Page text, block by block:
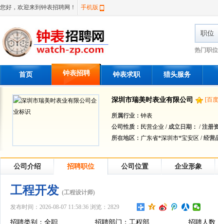
您好，欢迎来到钟表招聘网！ 手机版
职位
热门职
首页 钟表招聘 钟表求职 猎头服务
深圳市瑞美时表业有限公司 [百
所属行业： 钟表
公司性质： 民营企业 /成立日期： /注册
所在地区： 广东省*深圳市*宝安区 /经营
公司介绍 招聘职位 公司位置 企业形象
工程开发 (工程设计师)
发布时间：2026-08-07 11:58:36 浏览：2829
招聘类别：全职 招聘部门：工程部 招聘人数